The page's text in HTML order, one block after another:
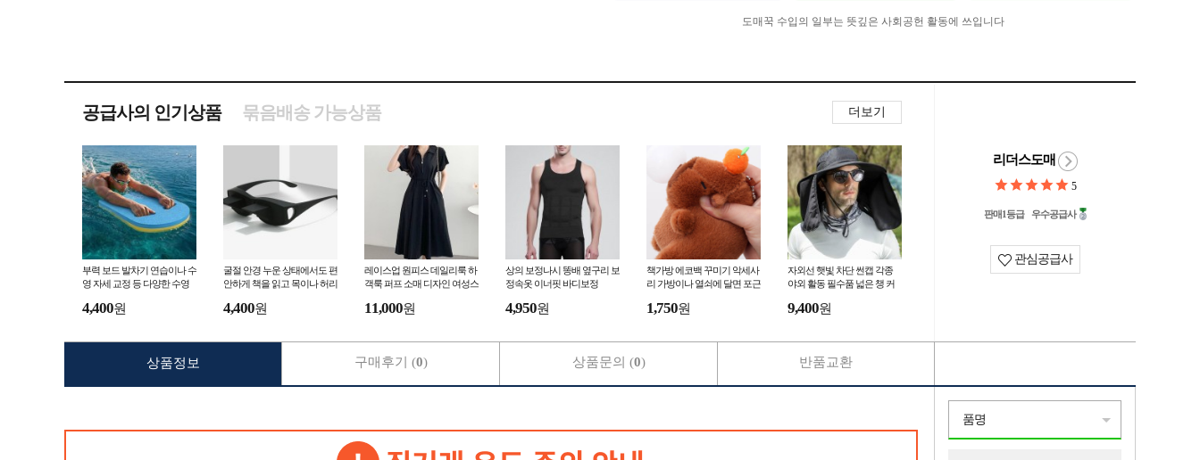
도매꾹 수입의 일부는 뜻깊은 사회공헌 활동에 쓰입니다
공급사의 인기상품 더보기
묶음배송 가능상품
부력 보드 발차기 연습이나 수
영 자세 교정 등 다양한 수영
장비
4,400원
굴절 안경 누운 상태에서도 편
안하게 책을 읽고 목이나 허리
지
4,400원
레이스업 원피스 데일리룩 하
객룩 퍼프 소매 디자인 여성스
11,000원
상의 보정나시 똥배 옆구리 보
정속옷 이너핏 바디보정
4,950원
책가방 에코백 꾸미기 악세사
리 가방이나 열쇠에 달면 포근
라 키링
1,750원
자외선 햇빛 차단 썬캡 각종
야외 활동 필수품 넓은 챙 커
조절 가능
9,400원
리더스도매
5
판매1등급 우수공급사
관심공급사
상품정보 구매후기 (0) 상품문의 (0) 반품교환
품명